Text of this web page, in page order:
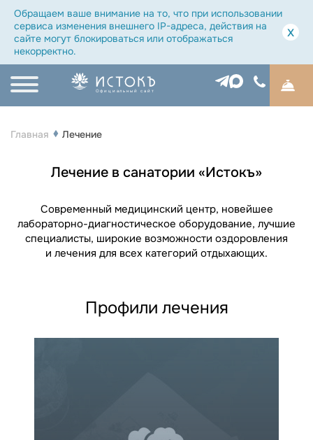
Обращаем ваше внимание на то, что при использовании
сервиса изменения внешнего IP-адреса, действия на
сайте могут блокироваться или отображаться
некорректно.
x
Официальный сайт
Главная Лечение
Лечение в санатории «Истокъ»
Современный медицинский центр, новейшее
лабораторно-диагностическое оборудование, лучшие
специалисты, широкие возможности оздоровления
и лечения для всех категорий отдыхающих.
Профили лечения